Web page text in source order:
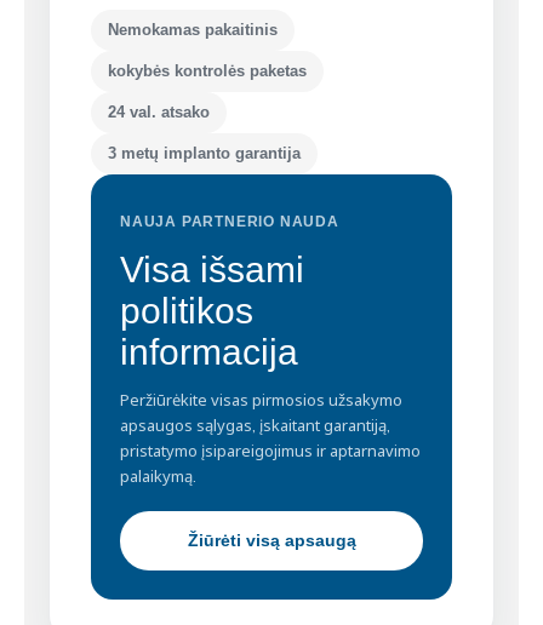
Nemokamas pakaitinis
kokybės kontrolės paketas
24 val. atsako
3 metų implanto garantija
NAUJA PARTNERIO NAUDA
Visa išsami
politikos
informacija
Peržiūrėkite visas pirmosios užsakymo
apsaugos sąlygas, įskaitant garantiją,
pristatymo įsipareigojimus ir aptarnavimo
palaikymą.
Žiūrėti visą apsaugą